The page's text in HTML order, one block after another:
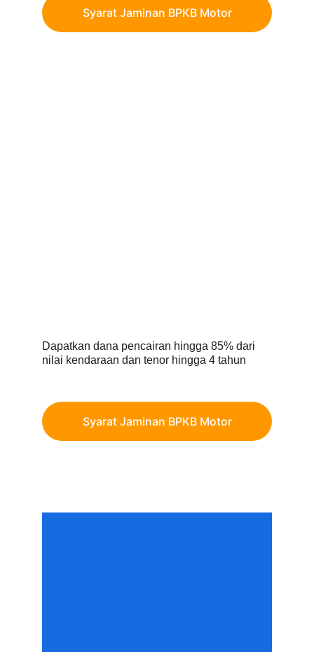
Syarat Jaminan BPKB Motor
Dapatkan dana pencairan hingga 85% dari
nilai kendaraan dan tenor hingga 4 tahun
Syarat Jaminan BPKB Motor